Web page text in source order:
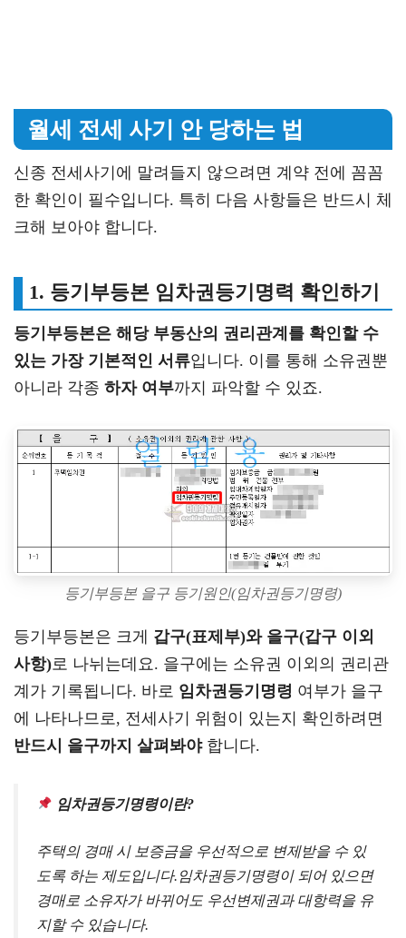
월세 전세 사기 안 당하는 법
신종 전세사기에 말려들지 않으려면 계약 전에 꼼꼼
한 확인이 필수입니다. 특히 다음 사항들은 반드시 체
크해 보아야 합니다.
1. 등기부등본 임차권등기명력 확인하기
등기부등본은 해당 부동산의 권리관계를 확인할 수
있는 가장 기본적인 서류입니다. 이를 통해 소유권뿐
아니라 각종 하자 여부까지 파악할 수 있죠.
등기부등본 을구 등기원인(임차권등기명령)
등기부등본은 크게 갑구(표제부)와 을구(갑구 이외
사항)로 나뉘는데요. 을구에는 소유권 이외의 권리관
계가 기록됩니다. 바로 임차권등기명령 여부가 을구
에 나타나므로, 전세사기 위험이 있는지 확인하려면
반드시 을구까지 살펴봐야합니다.
임차권등기명령이란?
주택의 경매 시 보증금을 우선적으로 변제받을 수 있
도록 하는 제도입니다.임차권등기명령이 되어 있으면
경매로 소유자가 바뀌어도 우선변제권과 대항력을 유
지할 수 있습니다.